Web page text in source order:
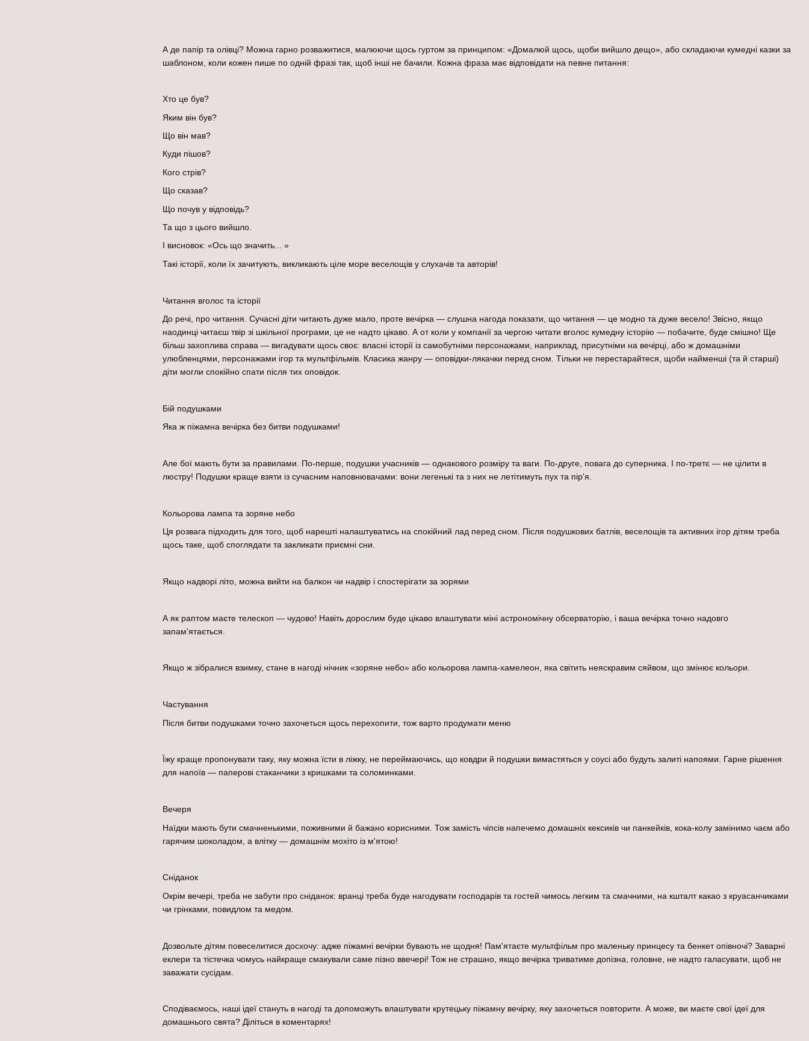
А де папір та олівці? Можна гарно розважитися, малюючи щось гуртом за принципом: «Домалюй щось, щоби вийшло дещо», або складаючи кумедні казки за
шаблоном, коли кожен пише по одній фразі так, щоб інші не бачили. Кожна фраза має відповідати на певне питання:
Хто це був?
Яким він був?
Що він мав?
Куди пішов?
Кого стрів?
Що сказав?
Що почув у відповідь?
Та що з цього вийшло.
І висновок: «Ось що значить... »
Такі історії, коли їх зачитують, викликають ціле море веселощів у слухачів та авторів!
Читання вголос та історії
До речі, про читання. Сучасні діти читають дуже мало, проте вечірка — слушна нагода показати, що читання — це модно та дуже весело! Звісно, якщо
наодинці читаєш твір зі шкільної програми, це не надто цікаво. А от коли у компанії за чергою читати вголос кумедну історію — побачите, буде смішно! Ще
більш захоплива справа — вигадувати щось своє: власні історії із самобутніми персонажами, наприклад, присутніми на вечірці, або ж домашніми
улюбленцями, персонажами ігор та мультфільмів. Класика жанру — оповідки-лякачки перед сном. Тільки не перестарайтеся, щоби найменші (та й старші)
діти могли спокійно спати після тих оповідок.
Бій подушками
Яка ж піжамна вечірка без битви подушками!
Але бої мають бути за правилами. По-перше, подушки учасників — однакового розміру та ваги. По-друге, повага до суперника. І по-третє — не цілити в
люстру! Подушки краще взяти із сучасним наповнювачами: вони легенькі та з них не летітимуть пух та пір'я.
Кольорова лампа та зоряне небо
Ця розвага підходить для того, щоб нарешті налаштуватись на спокійний лад перед сном. Після подушкових батлів, веселощів та активних ігор дітям треба
щось таке, щоб споглядати та закликати приємні сни.
Якщо надворі літо, можна вийти на балкон чи надвір і спостерігати за зорями
А як раптом маєте телескоп — чудово! Навіть дорослим буде цікаво влаштувати міні астрономічну обсерваторію, і ваша вечірка точно надовго
запам'ятається.
Якщо ж зібралися взимку, стане в нагоді нічник «зоряне небо» або кольорова лампа-хамелеон, яка світить неяскравим сяйвом, що змінює кольори.
Частування
Після битви подушками точно захочеться щось перехопити, тож варто продумати меню
Їжу краще пропонувати таку, яку можна їсти в ліжку, не переймаючись, що ковдри й подушки вимастяться у соусі або будуть залиті напоями. Гарне рішення
для напоїв — паперові стаканчики з кришками та соломинками.
Вечеря
Наїдки мають бути смачненькими, поживними й бажано корисними. Тож замість чіпсів напечемо домашніх кексиків чи панкейків, кока-колу замінимо чаєм або
гарячим шоколадом, а влітку — домашнім мохіто із м'ятою!
Сніданок
Окрім вечері, треба не забути про сніданок: вранці треба буде нагодувати господарів та гостей чимось легким та смачними, на кшталт какао з круасанчиками
чи грінками, повидлом та медом.
Дозвольте дітям повеселитися досхочу: адже піжамні вечірки бувають не щодня! Пам'ятаєте мультфільм про маленьку принцесу та бенкет опівночі? Заварні
еклери та тістечка чомусь найкраще смакували саме пізно ввечері! Тож не страшно, якщо вечірка триватиме допізна, головне, не надто галасувати, щоб не
заважати сусідам.
Сподіваємось, наші ідеї стануть в нагоді та допоможуть влаштувати крутецьку піжамну вечірку, яку захочеться повторити. А може, ви маєте свої ідеї для
домашнього свята? Діліться в коментарях!